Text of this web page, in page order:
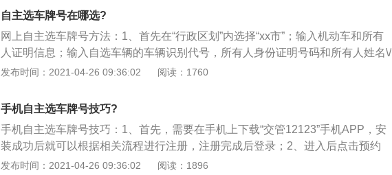
字（即首位为英文字母的两个英文字母、三个阿拉伯数字组合）；此外，自编自
选用I、O、Q；3、第二类为自编自选时第二位或者第三位必须选择英文字母且不
能选用I、O，其余四位为阿拉伯数字；同时自编自选号牌号码时四位阿拉伯数字
不得全选为0。
自主选车牌号在哪选?
网上自主选车牌号方法：1、首先在“行政区划”内选择“xx市”；输入机动车和所有
人证明信息；输入自选车辆的车辆识别代号，所有人身份证明号码和所有人姓名\/
名称；输入所有人联系信息；确认信息是否正确；确认填写信息是否正确，如果
牌号码，在号码完整的输入进去后，系统将自动后台查询输入的号码使用情况，
如果未被使用，号牌号码右侧将提示该号牌号码可以预选，此时点击“确认选
号”正式确认选号，屏幕提示号牌号码预选成功，同时页面自动进入“打印预选号
凭证”页面；3、打印预选号凭证：系统正式确认选号成功后，系统将显示选号信
息，如果本地电脑有打印机，点击“预选号凭证”，系统将打开预选号凭证打印页
发布时间：2021-04-26 09:36:02 阅读：1760
手机自主选车牌号技巧?
手机自主选车牌号技巧：1、首先，需要在手机上下载“交管12123”手机APP，安
装成功后就可以根据相关流程进行注册，注册完成后登录；2、进入后点击预约
选号模块，并根据自己需求选择新车选号、新能源车换号、二手车转移选号、二
发布时间：2021-04-26 09:36:02 阅读：1896